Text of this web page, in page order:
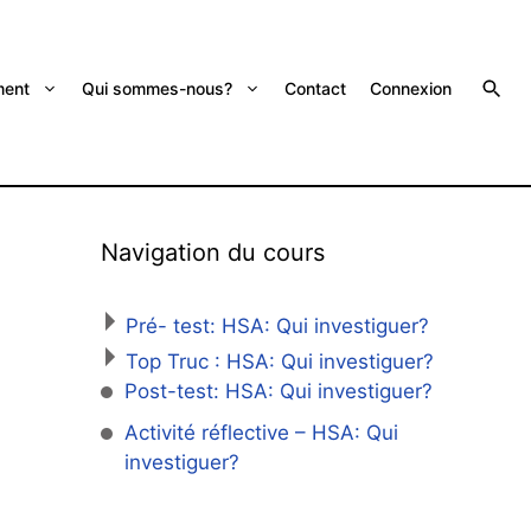
Qui sommes-nous? Contact Connexion
Navigation du cours
Pré- test: HSA: Qui investiguer?
Top Truc : HSA: Qui investiguer?
Post-test: HSA: Qui investiguer?
Activité réflective – HSA: Qui
investiguer?